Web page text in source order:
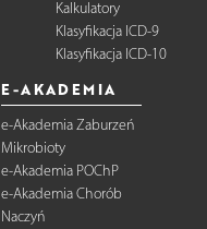
Kalkulatory
Klasyfikacja ICD-9
Klasyfikacja ICD-10
E-AKADEMIA
e-Akademia Zaburzeń
Mikrobioty
e-Akademia POChP
e-Akademia Chorób
Naczyń